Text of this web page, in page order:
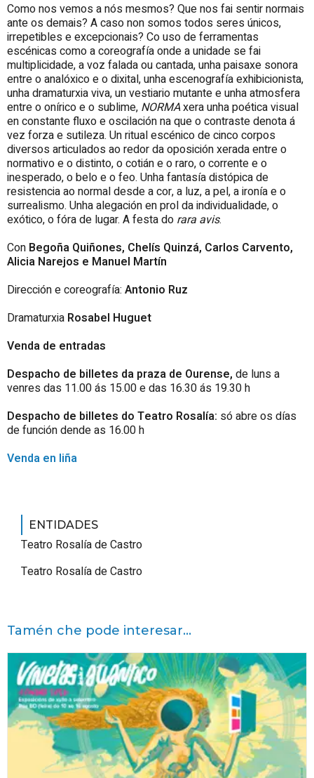
Como nos vemos a nós mesmos? Que nos fai sentir normais
ante os demais? A caso non somos todos seres únicos,
irrepetibles e excepcionais? Co uso de ferramentas
escénicas como a coreografía onde a unidade se fai
multiplicidade, a voz falada ou cantada, unha paisaxe sonora
entre o analóxico e o dixital, unha escenografía exhibicionista,
unha dramaturxia viva, un vestiario mutante e unha atmosfera
entre o onírico e o sublime, NORMAxera unha poética visual
en constante fluxo e oscilación na que o contraste denota á
vez forza e sutileza. Un ritual escénico de cinco corpos
diversos articulados ao redor da oposición xerada entre o
normativo e o distinto, o cotián e o raro, o corrente e o
inesperado, o belo e o feo. Unha fantasía distópica de
resistencia ao normal desde a cor, a luz, a pel, a ironía e o
surrealismo. Unha alegación en prol da individualidade, o
exótico, o fóra de lugar. A festa do rara avis.
Con Begoña Quiñones, Chelís Quinzá, Carlos Carvento,
Alicia Narejos e Manuel Martín
Dirección e coreografía: Antonio Ruz
Dramaturxia Rosabel Huguet
Venda de entradas
Despacho de billetes da praza de Ourense, de luns a
venres das 11.00 ás 15.00 e das 16.30 ás 19.30 h
Despacho de billetes do Teatro Rosalía: só abre os días
de función dende as 16.00 h
Venda en liña
ENTIDADES
Teatro Rosalía de Castro
Teatro Rosalía de Castro
Tamén che pode interesar...